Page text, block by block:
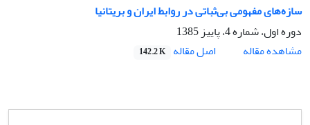
سازه‌های مفهومی بی‌ثباتی در روابط ایران و بریتانیا
دوره اول، شماره 4، پاییز 1385
مشاهده مقاله
اصل مقاله 142.2 K